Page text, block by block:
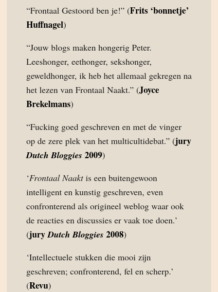
“Frontaal Gestoord ben je!” (Frits ‘bonnetje’
Huffnagel)
“Jouw blogs maken hongerig Peter.
Leeshonger, eethonger, sekshonger,
geweldhonger, ik heb het allemaal gekregen na
het lezen van Frontaal Naakt.” (Joyce
Brekelmans)
“Fucking goed geschreven en met de vinger
op de zere plek van het multicultidebat.” (jury
Dutch Bloggies 2009)
‘Frontaal Naaktis een buitengewoon
intelligent en kunstig geschreven, even
confronterend als origineel weblog waar ook
de reacties en discussies er vaak toe doen.’
(juryDutch Bloggies 2008)
‘Intellectuele stukken die mooi zijn
geschreven; confronterend, fel en scherp.’
(Revu)